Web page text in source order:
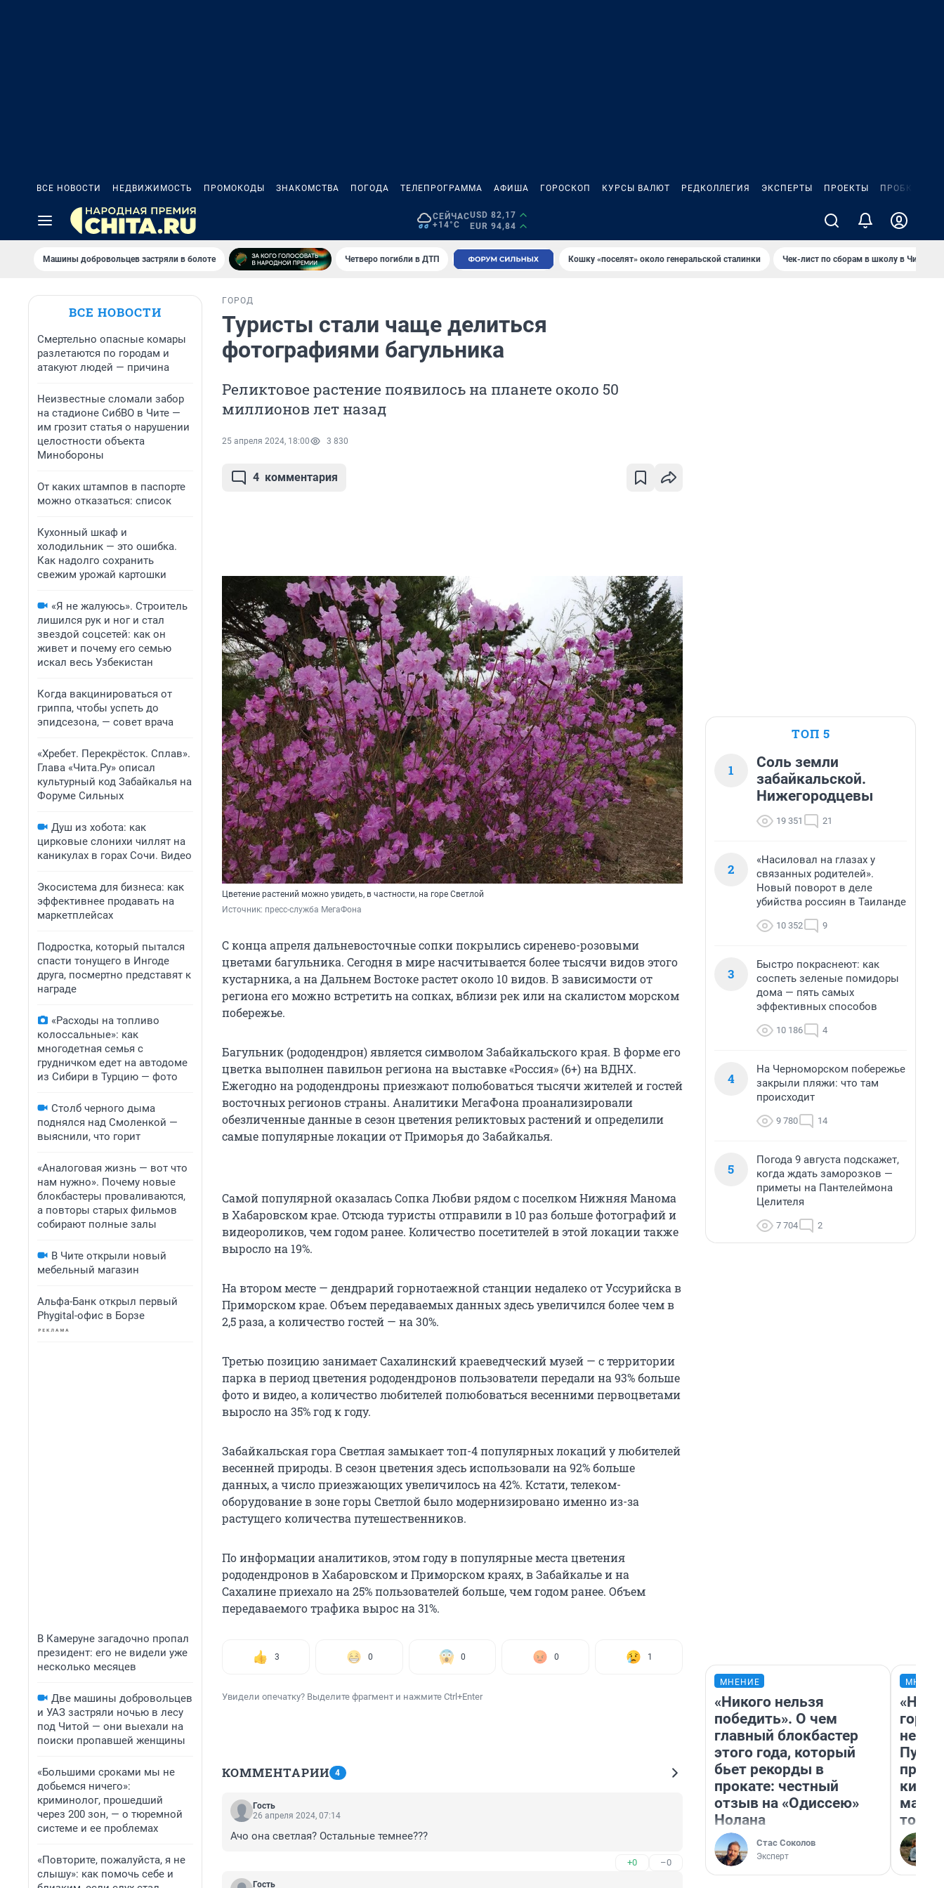
ВСЕ НОВОСТИ НЕДВИЖИМОСТЬ ПРОМОКОДЫ ЗНАКОМСТВА ПОГОДА ТЕЛЕПРОГРАММА АФИША ГОРОСКОП КУРСЫ ВАЛЮТ РЕДКОЛЛЕГИЯ ЭКСПЕРТЫ ПРОЕКТЫ ПРОБКИ
СЕЙЧАС
+14°C
USD 82,17
EUR 94,84
Машины добровольцев застряли в болоте Четверо погибли в ДТП Кошку «поселят» около генеральской сталинки Чек-лист по сборам в школу в Чите
ВСЕ НОВОСТИ
Смертельно опасные комары
разлетаются по городам и
атакуют людей — причина
Неизвестные сломали забор
на стадионе СибВО в Чите —
им грозит статья о нарушении
целостности объекта
Минобороны
От каких штампов в паспорте
можно отказаться: список
Кухонный шкаф и
холодильник — это ошибка.
Как надолго сохранить
свежим урожай картошки
«Я не жалуюсь». Строитель
лишился рук и ног и стал
звездой соцсетей: как он
живет и почему его семью
искал весь Узбекистан
Когда вакцинироваться от
гриппа, чтобы успеть до
эпидсезона, — совет врача
«Хребет. Перекрёсток. Сплав».
Глава «Чита.Ру» описал
культурный код Забайкалья на
Форуме Сильных
Душ из хобота: как
цирковые слонихи чиллят на
каникулах в горах Сочи. Видео
Экосистема для бизнеса: как
эффективнее продавать на
маркетплейсах
Подростка, который пытался
спасти тонущего в Ингоде
друга, посмертно представят к
награде
«Расходы на топливо
колоссальные»: как
многодетная семья с
грудничком едет на автодоме
из Сибири в Турцию — фото
Столб черного дыма
поднялся над Смоленкой —
выяснили, что горит
«Аналоговая жизнь — вот что
нам нужно». Почему новые
блокбастеры проваливаются,
а повторы старых фильмов
собирают полные залы
В Чите открыли новый
мебельный магазин
Альфа-Банк открыл первый
Phygital-офис в Борзе
В Камеруне загадочно пропал
президент: его не видели уже
несколько месяцев
Две машины добровольцев
и УАЗ застряли ночью в лесу
под Читой — они выехали на
поиски пропавшей женщины
«Большими сроками мы не
добьемся ничего»:
криминолог, прошедший
через 200 зон, — о тюремной
системе и ее проблемах
«Повторите, пожалуйста, я не
слышу»: как помочь себе и
ГОРОД
Туристы стали чаще делиться
фотографиями багульника
Реликтовое растение появилось на планете около 50
миллионов лет назад
25 апреля 2024, 18:00 3 830
4 комментария
Цветение растений можно увидеть, в частности, на горе Светлой
Источник: пресс-служба МегаФона
С конца апреля дальневосточные сопки покрылись сиренево-розовыми
цветами багульника. Сегодня в мире насчитывается более тысячи видов этого
кустарника, а на Дальнем Востоке растет около 10 видов. В зависимости от
региона его можно встретить на сопках, вблизи рек или на скалистом морском
побережье.
Багульник (рододендрон) является символом Забайкальского края. В форме его
цветка выполнен павильон региона на выставке «Россия» (6+) на ВДНХ.
Ежегодно на рододендроны приезжают полюбоваться тысячи жителей и гостей
восточных регионов страны. Аналитики МегаФона проанализировали
обезличенные данные в сезон цветения реликтовых растений и определили
самые популярные локации от Приморья до Забайкалья.
Самой популярной оказалась Сопка Любви рядом с поселком Нижняя Манома
в Хабаровском крае. Отсюда туристы отправили в 10 раз больше фотографий и
видеороликов, чем годом ранее. Количество посетителей в этой локации также
выросло на 19%.
На втором месте — дендрарий горнотаежной станции недалеко от Уссурийска в
Приморском крае. Объем передаваемых данных здесь увеличился более чем в
2,5 раза, а количество гостей — на 30%.
Третью позицию занимает Сахалинский краеведческий музей — с территории
парка в период цветения рододендронов пользователи передали на 93% больше
фото и видео, а количество любителей полюбоваться весенними первоцветами
выросло на 35% год к году.
Забайкальская гора Светлая замыкает топ-4 популярных локаций у любителей
весенней природы. В сезон цветения здесь использовали на 92% больше
данных, а число приезжающих увеличилось на 42%. Кстати, телеком-
оборудование в зоне горы Светлой было модернизировано именно из-за
растущего количества путешественников.
По информации аналитиков, этом году в популярные места цветения
рододендронов в Хабаровском и Приморском краях, в Забайкалье и на
Сахалине приехало на 25% пользователей больше, чем годом ранее. Объем
передаваемого трафика вырос на 31%.
3 0 0 0 1
Увидели опечатку? Выделите фрагмент и нажмите Ctrl+Enter
КОММЕНТАРИИ 4
Гость
26 апреля 2024, 07:14
Ачо она светлая? Остальные темнее???
+0 –0
Гость
ТОП 5
1
Соль земли
забайкальской.
Нижегородцевы
19 351 21
2
«Насиловал на глазах у
связанных родителей».
Новый поворот в деле
убийства россиян в Таиланде
10 352 9
3
Быстро покраснеют: как
соспеть зеленые помидоры
дома — пять самых
эффективных способов
10 186 4
4
На Черноморском побережье
закрыли пляжи: что там
происходит
9 780 14
5
Погода 9 августа подскажет,
когда ждать заморозков —
приметы на Пантелеймона
Целителя
7 704 2
МНЕНИЕ
«Никого нельзя
победить». О чем
главный блокбастер
этого года, который
бьет рекорды в
прокате: честный
отзыв на «Одиссею»
Нолана
Стас Соколов
Эксперт
«Нет
того